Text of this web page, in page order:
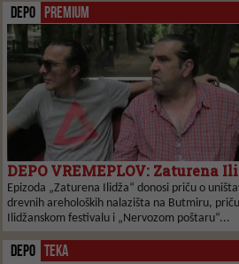
DEPO PREMIUM
DEPO VREMEPLOV: Zaturena
Epizoda „Zaturena Ilidža“ donosi priču o
drevnih areholoških nalazišta na Butmiru,
Ilidžanskom festivalu i „Nervozom poštaru“...
DEPO TEKA